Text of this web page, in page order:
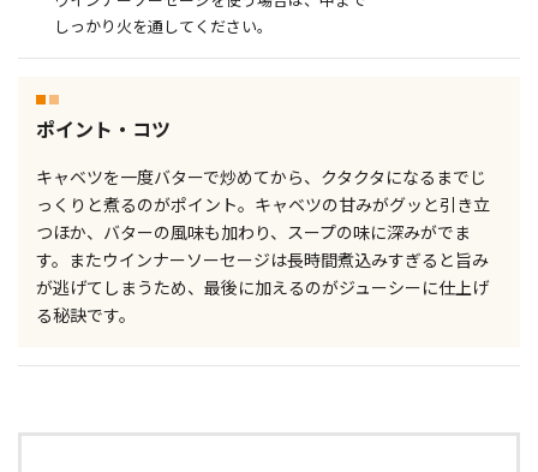
しっかり火を通してください。
ポイント・コツ
キャベツを一度バターで炒めてから、クタクタになるまでじ
っくりと煮るのがポイント。キャベツの甘みがグッと引き立
つほか、バターの風味も加わり、スープの味に深みがでま
す。またウインナーソーセージは長時間煮込みすぎると旨み
が逃げてしまうため、最後に加えるのがジューシーに仕上げ
る秘訣です。